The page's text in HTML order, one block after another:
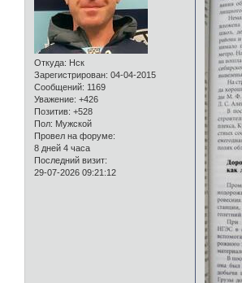
Откуда: Нск
Зарегистрирован: 04-04-2015
Сообщений: 1169
Уважение: +426
Позитив: +528
Пол: Мужской
Провел на форуме:
8 дней 4 часа
Последний визит:
29-07-2026 09:21:12